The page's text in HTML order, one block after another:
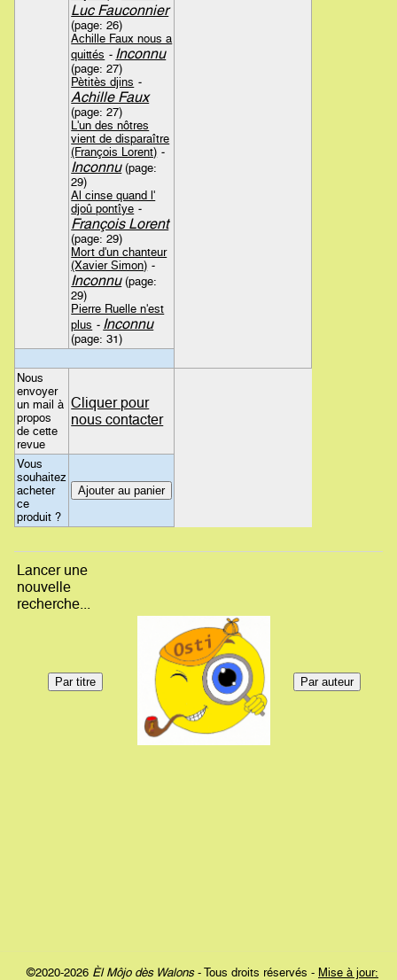
Luc Fauconnier
(page: 26)
Achille Faux nous a
quittés - Inconnu
(page: 27)
Pètitès djins -
Achille Faux
(page: 27)
L'un des nôtres
vient de disparaître
(François Lorent) -
Inconnu(page:
29)
Al cinse quand l'
djoû pontîye -
François Lorent
(page: 29)
Mort d'un chanteur
(Xavier Simon) -
Inconnu(page:
29)
Pierre Ruelle n'est
plus - Inconnu
(page: 31)
Nous
envoyer
un mail à
propos
de cette
revue
Cliquer pour
nous contacter
Vous
souhaitez
acheter
ce
produit ?
Lancer une
nouvelle
recherche...
©2020-2026 Èl Môjo dès Walons- Tous droits réservés - Mise à jour: